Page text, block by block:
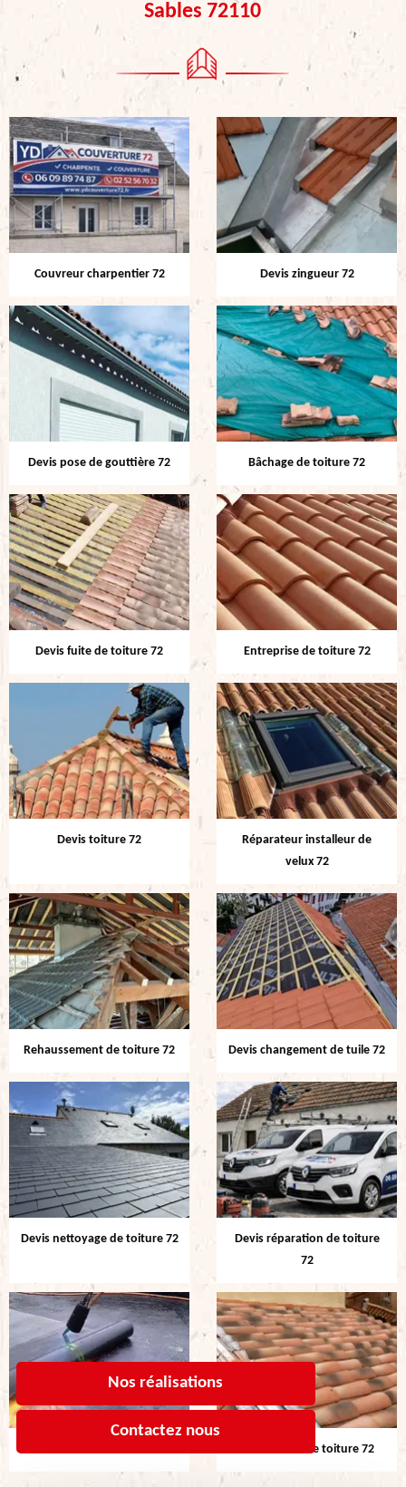
Nos réalisations
Contactez nous
Sables 72110
Couvreur charpentier 72 Devis zingueur 72
Devis pose de gouttière 72 Bâchage de toiture 72
Devis fuite de toiture 72 Entreprise de toiture 72
Devis toiture 72
Réparateur installeur de
velux 72
Rehaussement de toiture 72 Devis changement de tuile 72
Devis nettoyage de toiture 72
Devis réparation de toiture
72
Rénovation de toiture 72